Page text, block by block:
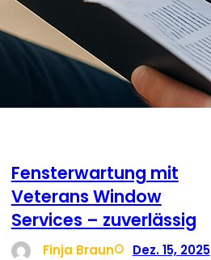
Fensterwartung mit
Veterans Window
Services – zuverlässig
Finja Braun Dez. 15, 2025